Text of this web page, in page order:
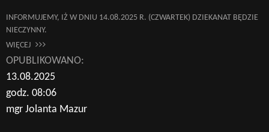
INFORMUJEMY, IŻ W DNIU 14.08.2025 R. (CZWARTEK) DZIEKANAT BĘDZIE
NIECZYNNY.
WIĘCEJ
OPUBLIKOWANO:
13.08.2025
godz. 08:06
mgr Jolanta Mazur